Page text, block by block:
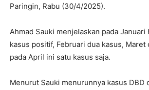
Paringin, Rabu (30/4/2025).
Ahmad Sauki menjelaskan pada Januari
kasus positif, Februari dua kasus, Maret
pada April ini satu kasus saja.
Menurut Sauki menurunnya kasus DBD